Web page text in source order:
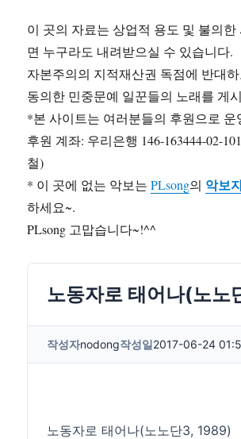
이 곳의 자료는 상업적 용도 및 불의
면 누구라도 내려받으실 수 있습니다.
자본주의의 지적재산권 독점에 반대
동의한 민중문예 일꾼들의 노래를 게
*본 사이트는 여러분들의 후원으로 운
후원 계좌: 우리은행 146-163444-02-
철)
* 이 곳에 없는 악보는PLsong의 악보
하세요~.
PLsong 고맙습니다~!^^
노동자로 태어나(노노
작성자nodong작성일2017-06-24
노동자로 태어나(노노단3, 1989)